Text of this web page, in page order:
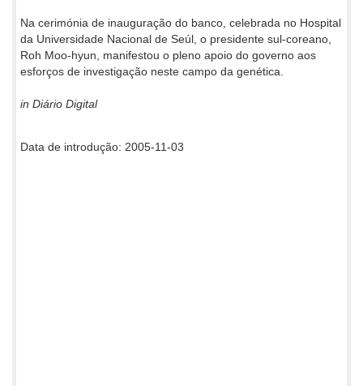
Na cerimónia de inauguração do banco, celebrada no Hospital
da Universidade Nacional de Seúl, o presidente sul-coreano,
Roh Moo-hyun, manifestou o pleno apoio do governo aos
esforços de investigação neste campo da genética.
in Diário Digital
Data de introdução: 2005-11-03